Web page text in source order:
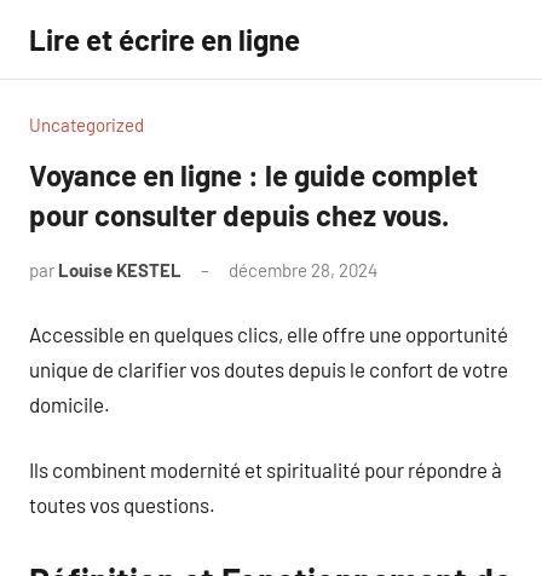
contenu
Lire et écrire en ligne
Uncategorized
Voyance en ligne : le guide complet
pour consulter depuis chez vous.
par Louise KESTEL décembre 28, 2024
Accessible en quelques clics, elle offre une opportunité
unique de clarifier vos doutes depuis le confort de votre
domicile.
Ils combinent modernité et spiritualité pour répondre à
toutes vos questions.